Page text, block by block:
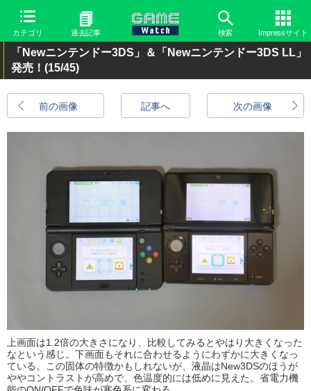
カテゴリ 過去記事 検索 Impressサイト
「Newニンテンドー3DS」＆「Newニンテンドー3DS LL」
発売！ (15/45)
前の画像 次の画像
記事へ
上画面は1.2倍の大きさになり、比較してみるとやはり大きくなった
なという感じ。下画面もそれに合わせるようにわずかに大きくなっ
ている。この固体の特徴かもしれないが、液晶はNew3DSのほうが
ややコントラストが高めで、色温度的には低めに見えた。省電力機